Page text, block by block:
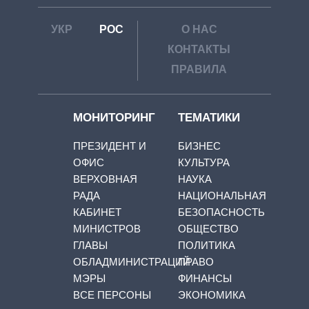
УКР РОС
О НАС
КОНТАКТЫ
ПРАВИЛА
МОНИТОРИНГ
ПРЕЗИДЕНТ И
ОФИС
ВЕРХОВНАЯ
РАДА
КАБИНЕТ
МИНИСТРОВ
ГЛАВЫ
ОБЛАДМИНИСТРАЦИЙ
МЭРЫ
ВСЕ ПЕРСОНЫ
ТЕМАТИКИ
БИЗНЕС
КУЛЬТУРА
НАУКА
НАЦИОНАЛЬНАЯ
БЕЗОПАСНОСТЬ
ОБЩЕСТВО
ПОЛИТИКА
ПРАВО
ФИНАНСЫ
ЭКОНОМИКА